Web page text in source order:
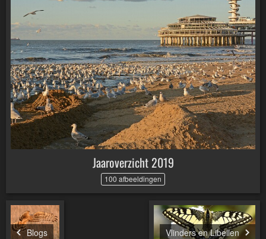
Jaaroverzicht 2019
100 afbeeldingen
Blogs Vlinders en Libellen